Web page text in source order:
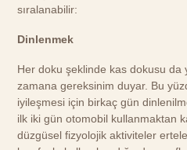
sıralanabilir:
Dinlenmek
Her doku şeklinde kas dokusu da
zamana gereksinim duyar. Bu
iyileşmesi için birkaç gün
ilk iki gün otomobil kullanmaktan
düzgüsel fizyolojik aktiviteler